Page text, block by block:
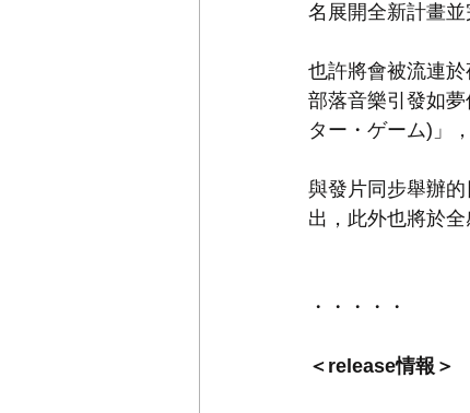
名展開全新計畫
也許將會被流連
部落音樂引發如
ター・ゲーム)」
與發片同步舉辦
出，此外也將於
・・・・・
＜release情報＞